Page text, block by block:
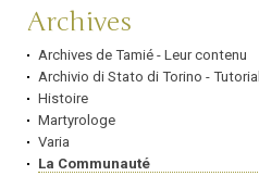
Navigation
Archives
Archives de Tamié - Leur contenu
Archivio di Stato di Torino - Tutorial
Histoire
Martyrologe
Varia
La Communauté